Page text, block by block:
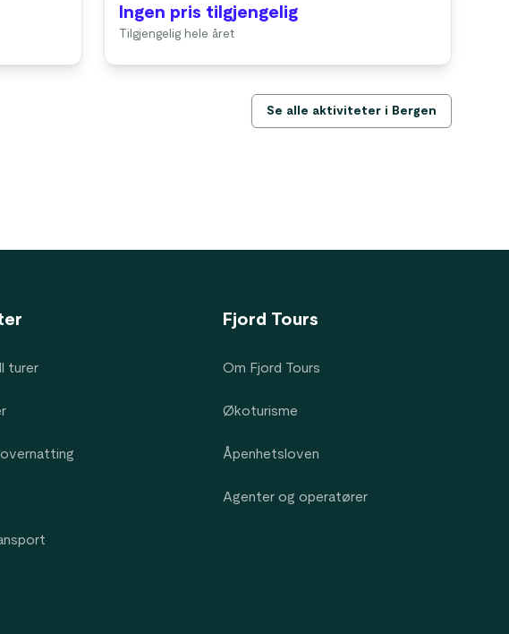
Ingen pris tilgjengelig
Tilgjengelig hele året
Se alle aktiviteter i Bergen
turer
Fjord Tours
Om Fjord Tours
Økoturisme
Åpenhetsloven
Agenter og operatører